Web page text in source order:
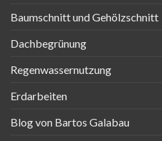
Baumschnitt und Gehölzschnitt
Dachbegrünung
Regenwassernutzung
Erdarbeiten
Blog von Bartos Galabau